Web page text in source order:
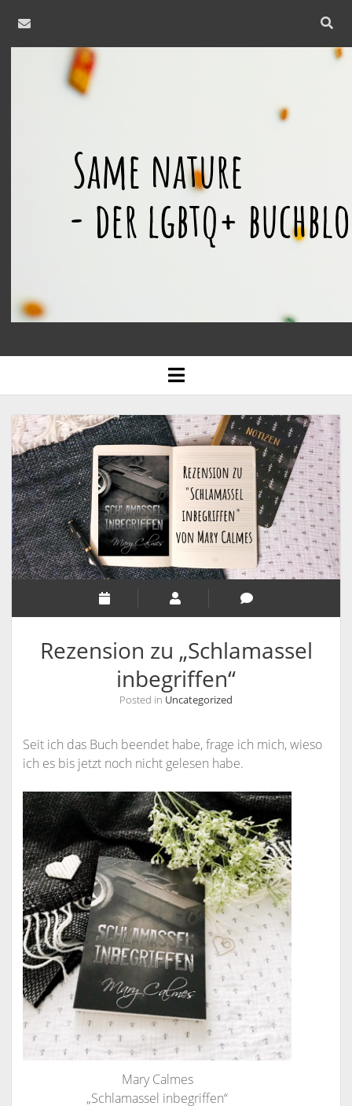
email
Open
bar
same
nature
open
menu
Rezension zu „Schlamassel
inbegriffen“
Posted in Uncategorized
Seit ich das Buch beendet habe, frage ich mich, wieso
ich es bis jetzt noch nicht gelesen habe.
Mary Calmes
„Schlamassel inbegriffen“